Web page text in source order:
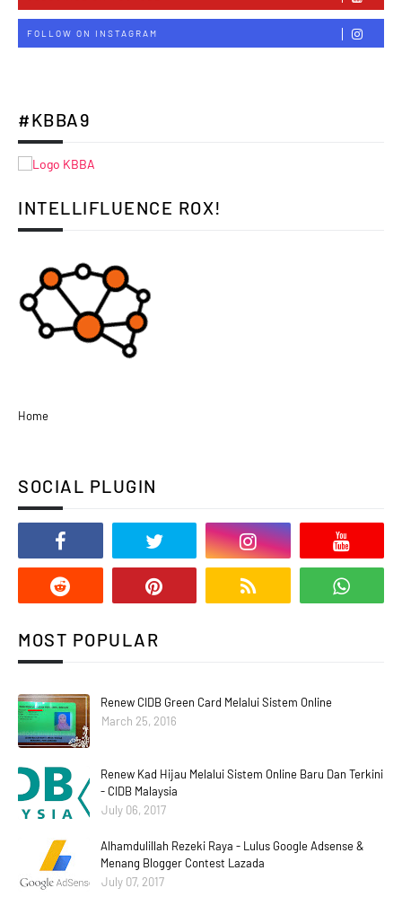
FOLLOW ON INSTAGRAM
#KBBA9
INTELLIFLUENCE ROX!
Home
SOCIAL PLUGIN
MOST POPULAR
Renew CIDB Green Card Melalui Sistem Online
March 25, 2016
Renew Kad Hijau Melalui Sistem Online Baru Dan Terkini
- CIDB Malaysia
July 06, 2017
Alhamdulillah Rezeki Raya - Lulus Google Adsense &
Menang Blogger Contest Lazada
July 07, 2017